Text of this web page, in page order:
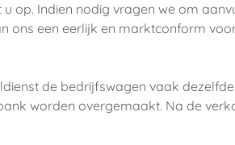
op. Indien nodig vragen we om
ons een eerlijk en marktconform
de bedrijfswagen vaak
worden overgemaakt. Na de